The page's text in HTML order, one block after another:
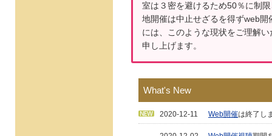
室は３密を避けるため50％に制
地開催は中止せざるを得ずweb
には、このような現状をご理解
申し上げます。
What's New
2020-12-11 Web開催は終了し